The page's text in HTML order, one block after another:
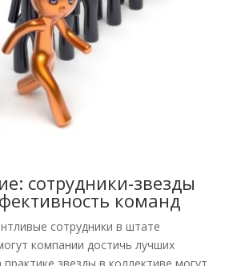
сотрудники-звезды
команд
сотрудники в штате
компании достичь лучших
звезды в коллективе могут